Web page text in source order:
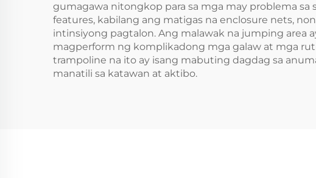
gumagawa nitongkop para sa mga may problema
features, kabilang ang matigas na enclosure nets,
intinsiyong pagtalon. Ang malawak na jumping area
magperform ng komplikadong mga galaw at mga
trampoline na ito ay isang mabuting dagdag sa
manatili sa katawan at aktibo.